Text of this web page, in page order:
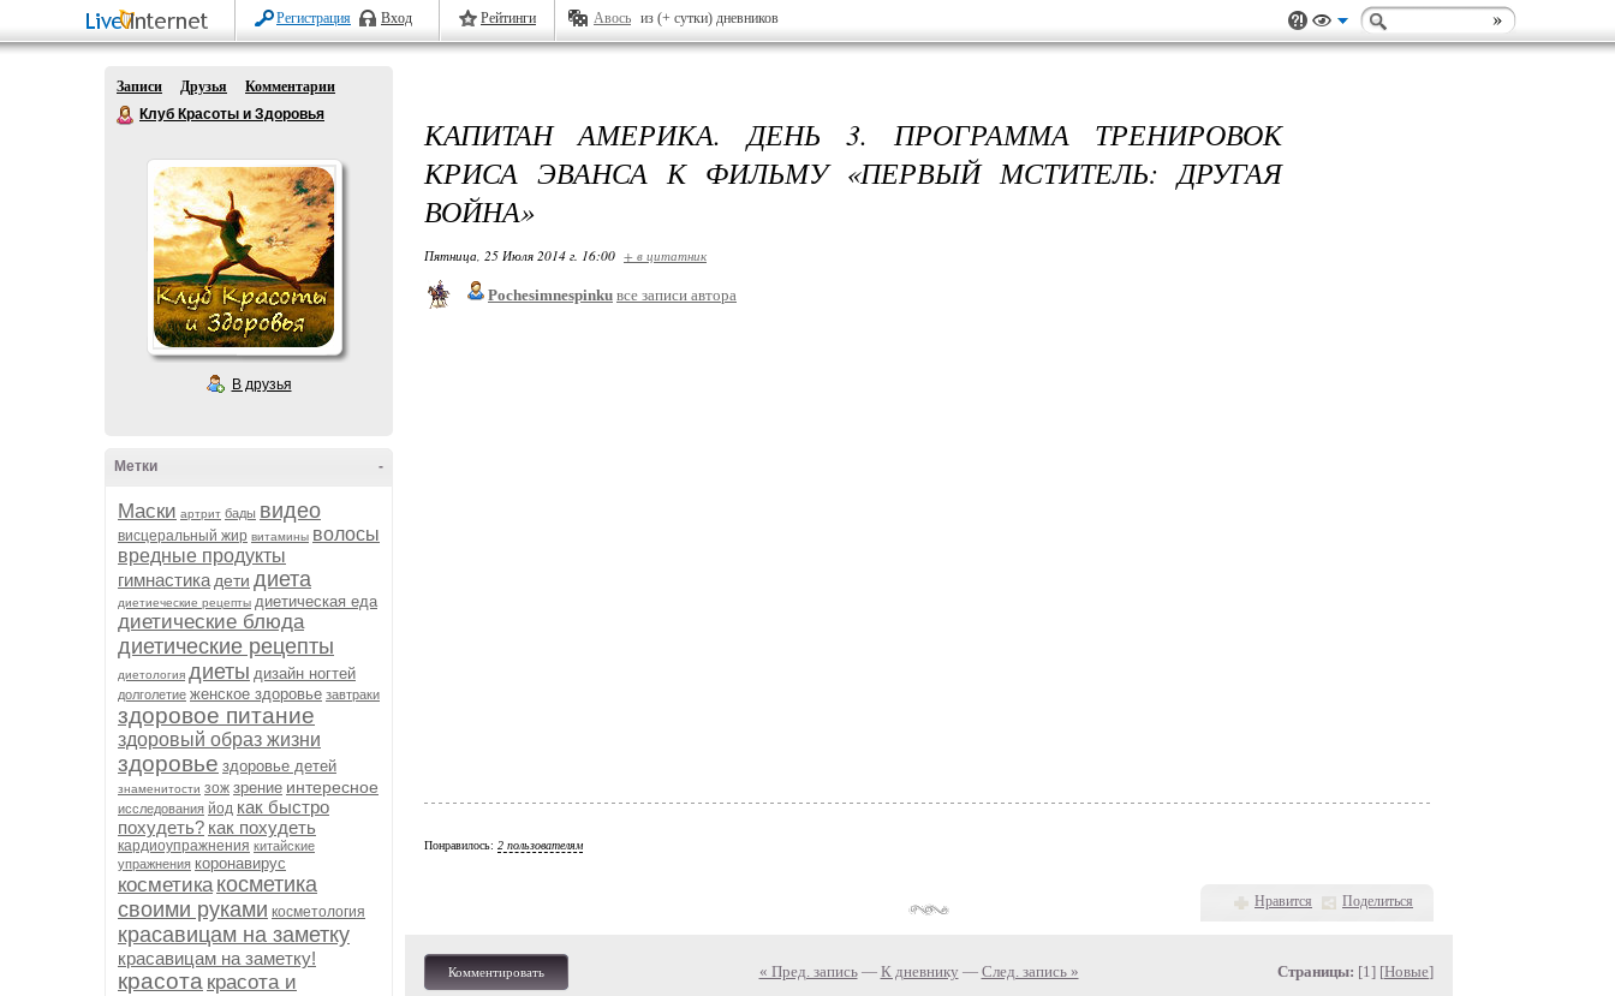
Регистрация Вход Рейтинги Авось из (+ сутки) дневников
Записи Друзья
Комментарии
Клуб Красоты и Здоровья
В друзья
-
Метки
Маски артрит бады видео
висцеральный жир витамины волосы
вредные продукты
гимнастика дети диета
диетиеческие рецепты диетическая еда
диетические блюда
диетические рецепты
диетология диеты дизайн ногтей
долголетие женское здоровье завтраки
здоровое питание
здоровый образ жизни
здоровье здоровье детей
знаменитости зож зрение интересное
исследования йод как быстро
похудеть? как похудеть
кардиоупражнения китайские
упражнения коронавирус
косметика косметика
своими руками косметология
красавицам на заметку
красавицам на заметку!
красота красота и
КАПИТАН АМЕРИКА. ДЕНЬ 3. ПРОГРАММА ТРЕНИРОВОК
КРИСА ЭВАНСА К ФИЛЬМУ «ПЕРВЫЙ МСТИТЕЛЬ: ДРУГАЯ
ВОЙНА»
Пятница, 25 Июля 2014 г. 16:00 + в цитатник
Pochesimnespinku все записи автора
Понравилось: 2 пользователям
Нравится Поделиться
Комментировать « Пред. запись— К дневнику — След. запись » Страницы: [1] [Новые]